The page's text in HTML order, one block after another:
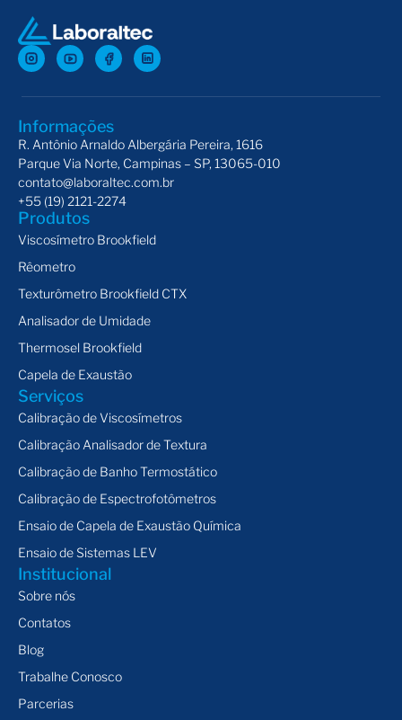
Informações
R. Antônio Arnaldo Albergária Pereira, 1616
Parque Via Norte, Campinas – SP, 13065-010
contato@laboraltec.com.br
+55 (19) 2121-2274
Produtos
Viscosímetro Brookfield
Rêometro
Texturômetro Brookfield CTX
Analisador de Umidade
Thermosel Brookfield
Capela de Exaustão
Serviços
Calibração de Viscosímetros
Calibração Analisador de Textura
Calibração de Banho Termostático
Calibração de Espectrofotômetros
Ensaio de Capela de Exaustão Química
Ensaio de Sistemas LEV
Institucional
Sobre nós
Contatos
Blog
Trabalhe Conosco
Parcerias